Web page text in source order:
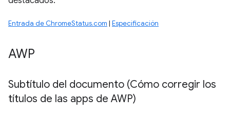
Entrada de ChromeStatus.com | Especificación
AWP
Subtítulo del documento (Cómo corregir los
títulos de las apps de AWP)